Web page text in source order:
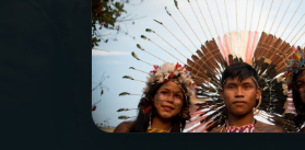
PROGRAMAS
PODCASTS